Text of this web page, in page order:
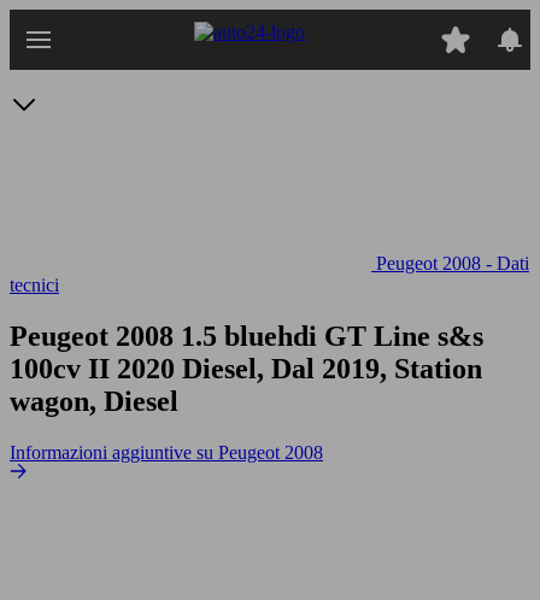
Peugeot 2008 - Dati
tecnici
Peugeot 2008 1.5 bluehdi GT Line s&s
100cv II 2020 Diesel, Dal 2019, Station
wagon, Diesel
Informazioni aggiuntive su Peugeot 2008